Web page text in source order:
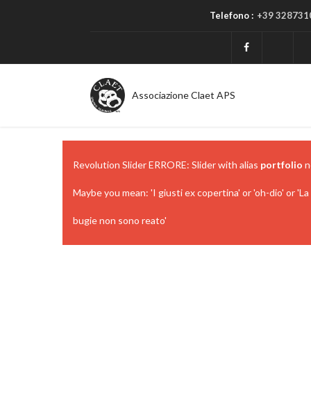
Telefono : +39
Associazione Claet APS
Revolution Slider ERRORE: Slider with alias portfolio
Maybe you mean: 'I giusti ex copertina' or 'oh-dio' or
bugie non sono reato'